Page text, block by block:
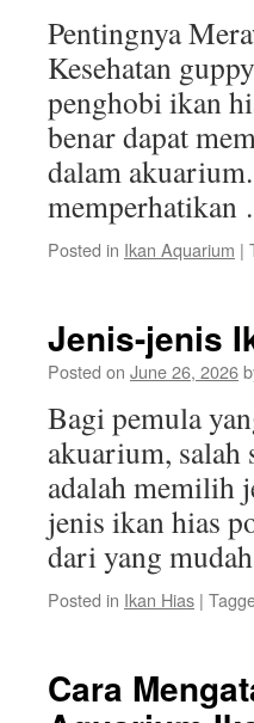
Pentingnya
Kesehatan
penghobi ikan
benar dapat
dalam
Posted in Ikan Aquarium |
Jenis-jenis
Posted on June 26, 2026
Bagi pemula
akuarium,
adalah memilih
jenis ikan hias
dari yang
Posted in Ikan Hias |
Cara